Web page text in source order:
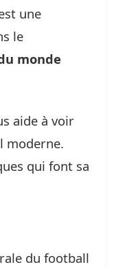
une
le
monde
aide à voir
moderne.
qui font sa
du football